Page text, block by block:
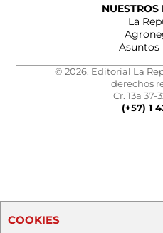
NUESTROS
La
Asuntos
© 2026, Editorial La
derechos
Cr. 13a 37-
(+57) 1
COOKIES